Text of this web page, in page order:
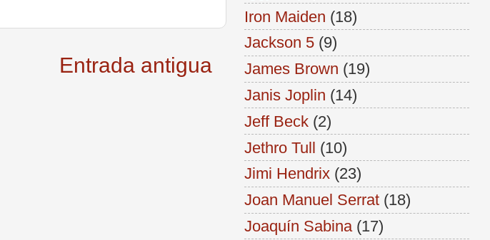
Entrada antigua
Iron Maiden (18)
Jackson 5 (9)
James Brown (19)
Janis Joplin (14)
Jeff Beck (2)
Jethro Tull (10)
Jimi Hendrix (23)
Joan Manuel Serrat (18)
Joaquín Sabina (17)